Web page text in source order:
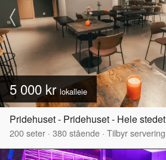
5 000 krlokalleie
Pridehuset - Pridehuset - Hele stedet
200seter · 380stående · Tilbyr servering